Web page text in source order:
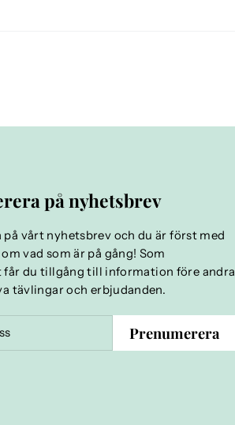
på nyhetsbrev
på vårt nyhetsbrev och du är först med
vad som är på gång! Som
får du tillgång till information före andra
tävlingar och erbjudanden.
Prenumerera